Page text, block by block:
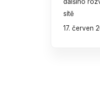
sítě
17. červen